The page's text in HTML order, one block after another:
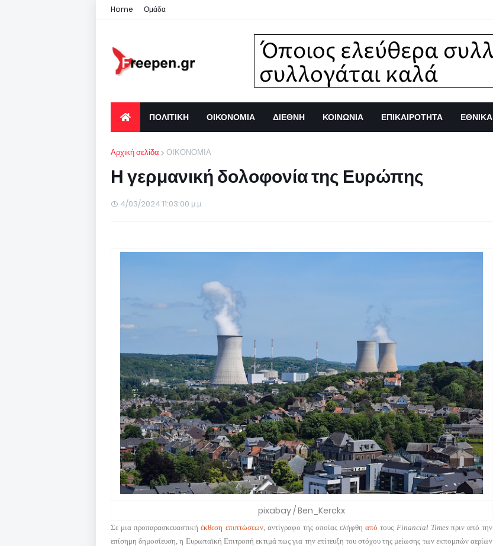
Home Ομάδα
ΠΟΛΙΤΙΚΗ ΟΙΚΟΝΟΜΙΑ ΔΙΕΘΝΗ ΚΟΙΝΩΝΙΑ ΕΠΙΚΑΙΡΟΤΗΤΑ ΕΘΝΙΚΑ
Αρχική σελίδα ΟΙΚΟΝΟΜΙΑ
Η γερμανική δολοφονία της Ευρώπης
4/03/2024 11:03:00 μ.μ.
pixabay / Ben_Kerckx
Σε μια προπαρασκευαστική έκθεση επιπτώσεων, αντίγραφο της οποίας ελήφθη από τους Financial Times πριν από την
επίσημη δημοσίευση, η Ευρωπαϊκή Επιτροπή εκτιμά πως για την επίτευξη του στόχου της μείωσης των εκπομπών αερίων